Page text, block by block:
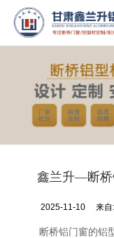
鑫兰升—断桥
2025-11-10 来自:
断桥铝门窗的铝